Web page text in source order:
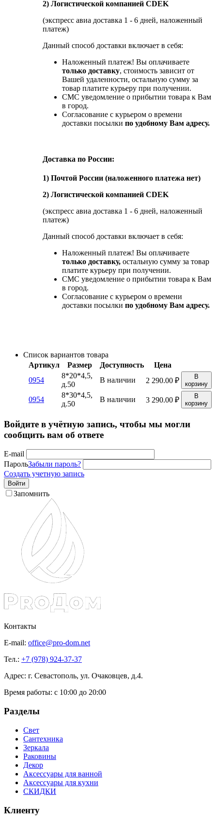
2) Логистической компанией CDEK
(экспресс авиа доставка 1 - 6 дней, наложенный
платеж)
Данный способ доставки включает в себя:
Наложенный платеж! Вы оплачиваете
только доставку, стоимость зависит от
Вашей удаленности, остальную сумму за
товар платите курьеру при получении.
СМС уведомление о прибытии товара к Вам
в город.
Согласование с курьером о времени
доставки посылки по удобному Вам адресу.
Доставка по России:
1) Почтой России (наложенного платежа нет)
2) Логистической компанией CDEK
(экспресс авиа доставка 1 - 6 дней, наложенный
платеж)
Данный способ доставки включает в себя:
Наложенный платеж! Вы оплачиваете
только доставку, остальную сумму за товар
платите курьеру при получении.
СМС уведомление о прибытии товара к Вам
в город.
Согласование с курьером о времени
доставки посылки по удобному Вам адресу.
Список вариантов товара
Артикул
Размер Доступность
Цена
0954
8*20*4,5,
д.50
В наличии 2 290.00 ₽
В
корзину
0954
8*30*4,5,
д.50
В наличии 3 290.00 ₽
В
корзину
Войдите в учётную запись, чтобы мы могли
сообщить вам об ответе
E-mail
ПарольЗабыли пароль?
Создать учетную запись
Войти
Запомнить
Контакты
E-mail: office@pro-dom.net
Тел.: +7 (978) 924-37-37
Адрес: г. Севастополь, ул. Очаковцев, д.4.
Время работы: с 10:00 до 20:00
Разделы
Свет
Сантехника
Зеркала
Раковины
Декор
Аксессуары для ванной
Аксессуары для кухни
СКИДКИ
Клиенту